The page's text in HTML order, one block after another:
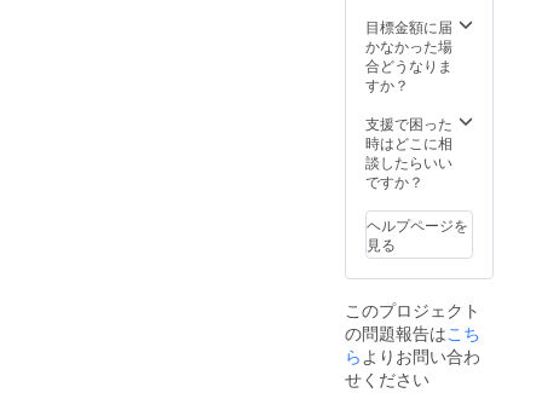
目標金額に届
かなかった場
合どうなりま
すか？
支援で困った
時はどこに相
談したらいい
ですか？
ヘルプページを
見る
このプロジェクト
の問題報告はこち
らよりお問い合わ
せください